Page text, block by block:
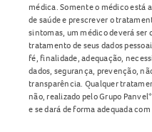
médica. Somente o médico está
de saúde e prescrever o
sintomas, um médico deverá ser
tratamento de seus dados
fé, finalidade, adequação,
dados, segurança, prevenção,
transparência. Qualquer
não, realizado pelo Grupo
e se dará de forma adequada